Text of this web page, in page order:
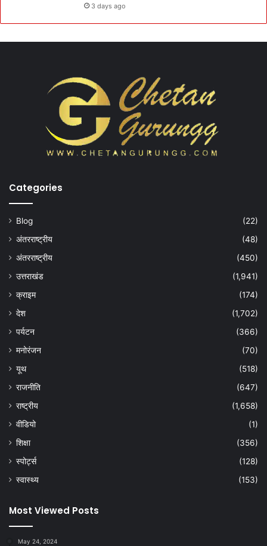
3 days ago
Categories
Blog
(22)
अंतरराष्ट्रीय
(48)
अंतरराष्ट्रीय
(450)
उत्तराखंड
(1,941)
क्राइम
(174)
देश
(1,702)
पर्यटन
(366)
मनोरंजन
(70)
यूथ
(518)
राजनीति
(647)
राष्ट्रीय
(1,658)
वीडियो
(1)
शिक्षा
(356)
स्पोर्ट्स
(128)
स्वास्थ्य
(153)
Most Viewed Posts
May 24, 2024